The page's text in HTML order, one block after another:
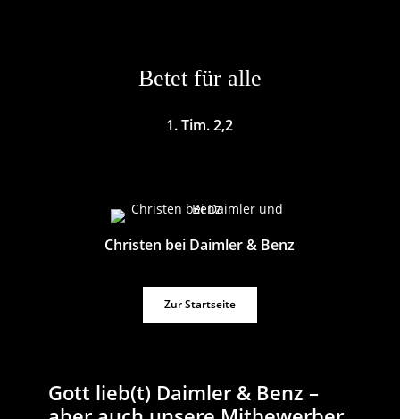
Betet für alle
1. Tim. 2,2
Christen bei Daimler & Benz
Zur Startseite
Gott lieb(t) Daimler & Benz –